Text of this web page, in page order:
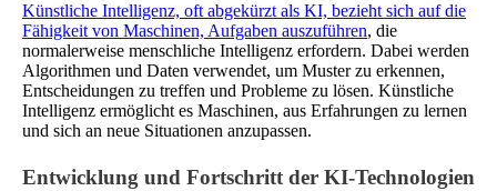
Künstliche Intelligenz, oft abgekürzt als KI, bezieht sich auf die
Fähigkeit von Maschinen, Aufgaben auszuführen, die
normalerweise menschliche Intelligenz erfordern. Dabei werden
Algorithmen und Daten verwendet, um Muster zu erkennen,
Entscheidungen zu treffen und Probleme zu lösen. Künstliche
Intelligenz ermöglicht es Maschinen, aus Erfahrungen zu lernen
und sich an neue Situationen anzupassen.
Entwicklung und Fortschritt der KI-Technologien